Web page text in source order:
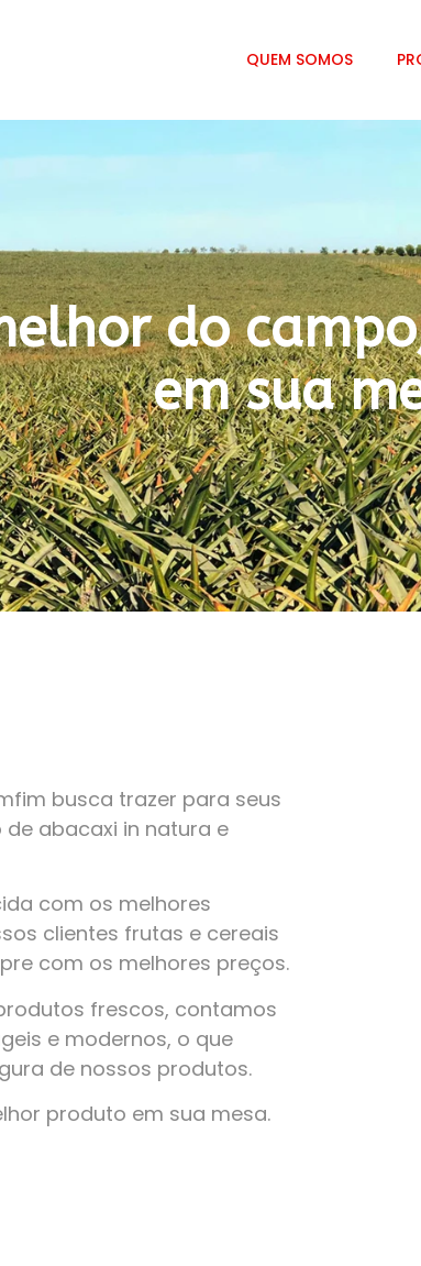
QUEM SOMOS
do
em sua
busca trazer para seus
abacaxi in natura e
com os melhores
clientes frutas e cereais
com os melhores preços.
frescos, contamos
e modernos, o que
de nossos produtos.
produto em sua mesa.